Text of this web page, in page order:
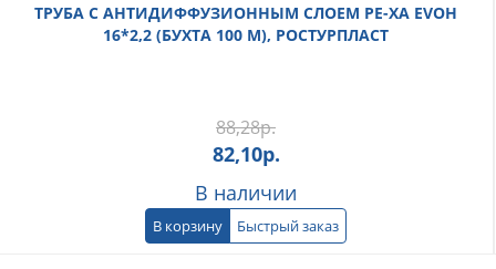
ТРУБА С АНТИДИФФУЗИОННЫМ СЛОЕМ PE-XA EVOH
16*2,2 (БУХТА 100 М), РОСТУРПЛАСТ
88,28р.
82,10р.
В наличии
В корзину Быстрый заказ